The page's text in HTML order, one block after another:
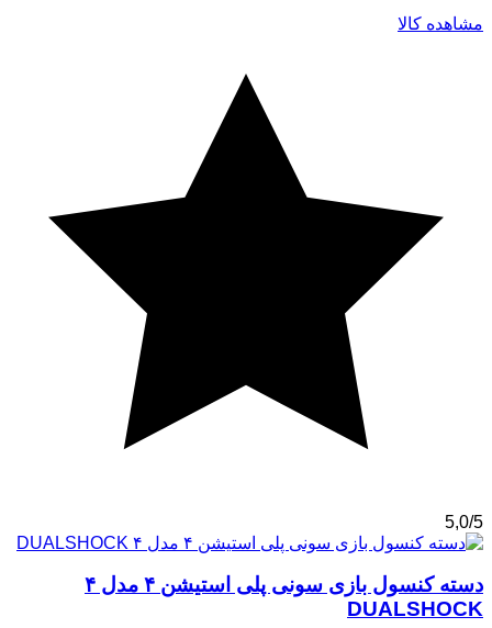
مشاهده کالا
5,0/5
دسته کنسول بازی سونی پلی استیشن ۴ مدل ۴
DUALSHOCK